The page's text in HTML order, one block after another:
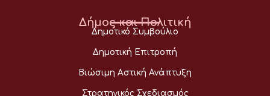
Δήμος και Πολιτική
Δημοτικό Συμβούλιο
Δημοτική Επιτροπή
Βιώσιμη Αστική Ανάπτυξη
Στρατηγικός Σχεδιασμός